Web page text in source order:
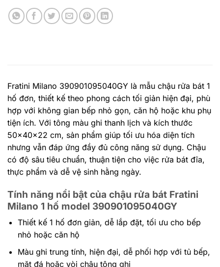
Fratini Milano 390901095040GY là mẫu chậu rửa bát 1
hố đơn, thiết kế theo phong cách tối giản hiện đại, phù
hợp với không gian bếp nhỏ gọn, căn hộ hoặc khu phụ
tiện ích. Với tông màu ghi thanh lịch và kích thước
50x40x22 cm, sản phẩm giúp tối ưu hóa diện tích
nhưng vẫn đáp ứng đầy đủ công năng sử dụng. Chậu
có độ sâu tiêu chuẩn, thuận tiện cho việc rửa bát đĩa,
thực phẩm và dễ vệ sinh hằng ngày.
Tính năng nổi bật của chậu rửa bát Fratini
Milano 1 hố model 390901095040GY
Thiết kế 1 hố đơn giản, dễ lắp đặt, tối ưu cho bếp
nhỏ hoặc căn hộ
Màu ghi trung tính, hiện đại, dễ phối hợp với tủ bếp,
mặt đá hoặc vòi chậu tông ghi